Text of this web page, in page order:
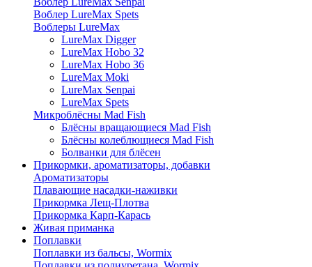
Воблер LureMax Spets
Воблеры LureMax
LureMax Digger
LureMax Hobo 32
LureMax Hobo 36
LureMax Moki
LureMax Senpai
LureMax Spets
Микроблёсны Mad Fish
Блёсны вращающиеся Mad Fish
Блёсны колеблющиеся Mad Fish
Болванки для блёсен
Прикормки, ароматизаторы, добавки
Ароматизаторы
Плавающие насадки-наживки
Прикормка Лещ-Плотва
Прикормка Карп-Карась
Живая приманка
Поплавки
Поплавки из бальсы, Wormix